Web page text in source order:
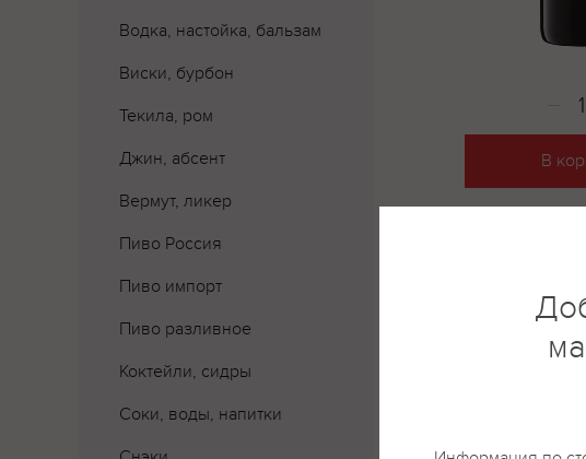
Водка, настойка, бальзам
Виски, бурбон
Текила, ром
Джин, абсент
Вермут, ликер
Пиво Россия
Пиво импорт
Пиво разливное
Коктейли, сидры
Соки, воды, напитки
В